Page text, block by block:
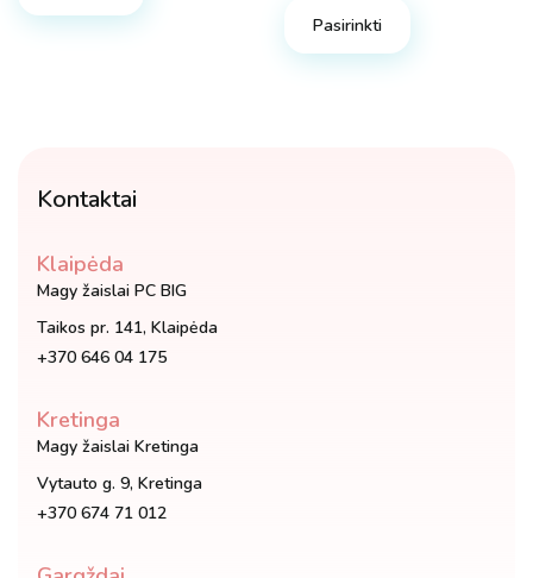
Pasirinkti
Kontaktai
Klaipėda
Magy žaislai PC BIG
Taikos pr. 141, Klaipėda
+370 646 04 175
Kretinga
Magy žaislai Kretinga
Vytauto g. 9, Kretinga
+370 674 71 012